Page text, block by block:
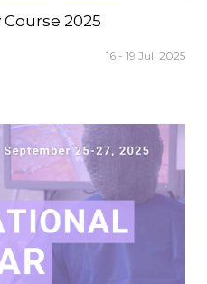
2025
16 - 19 Jul, 2025